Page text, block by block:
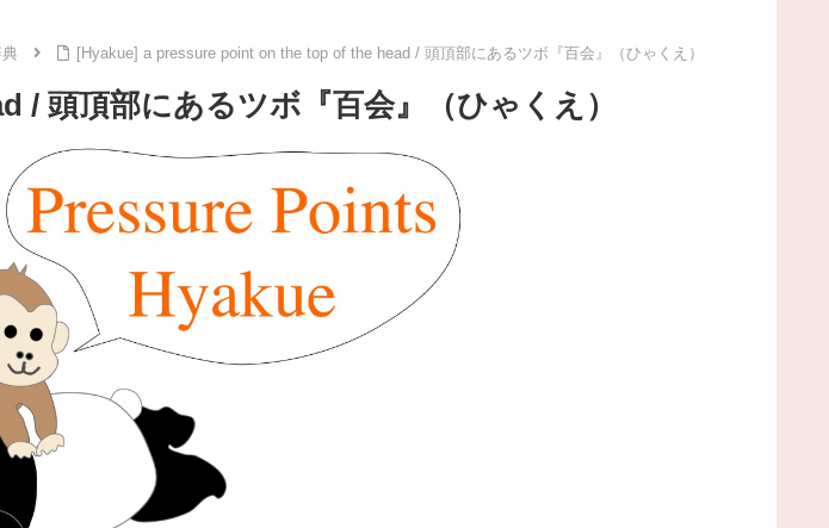
[Hyakue] a pressure point on the top of the head / 頭頂部にあるツボ『百会』（ひゃくえ）
頭頂部にあるツボ『百会』（ひゃくえ）